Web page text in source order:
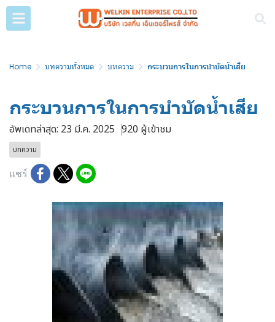
Home บทความทั้งหมด บทความ กระบวนการในการบำบัดน้ำเสีย
กระบวนการในการบำบัดน้ำเสีย
อัพเดทล่าสุด: 23 มี.ค. 2025 920 ผู้เข้าชม
บทความ
แชร์